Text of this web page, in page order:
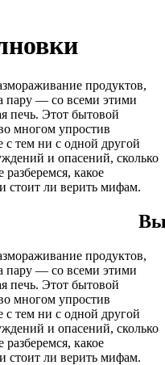
продуктов,
пару ― со всеми этими
печь. Этот бытовой
многом упростив
с тем ни с одной другой
и опасений, сколько
какое
стоит ли верить мифам.
продуктов,
пару ― со всеми этими
печь. Этот бытовой
многом упростив
с тем ни с одной другой
и опасений, сколько
какое
стоит ли верить мифам.